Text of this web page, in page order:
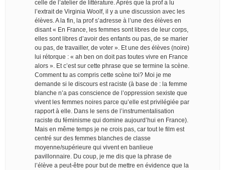
celle de l’atelier de littérature. Après que la prof a lu
l’extrait de Virginia Woolf, il y a une discussion avec les
élèves. A la fin, la prof s’adresse à l’une des élèves en
disant « En France, les femmes sont libres de leur corps,
elles sont libres d’avoir des enfants ou pas, de se marier
ou pas, de travailler, de voter ». Et une des élèves (noire)
lui rétorque : « ah ben on doit pas toutes vivre en France
alors ». Et c’est sur cette phrase que se termine la scène.
Comment tu as compris cette scène toi? Moi je me
demande si le discours est raciste (à base de : la femme
blanche n’a pas conscience de l’oppression sexiste que
vivent les femmes noires parce qu’elle est privilégiée par
rapport à elle. Dans le sens de l’instrumentalisation
raciste du féminisme qui domine aujourd’hui en France).
Mais en même temps je ne crois pas, car tout le film est
centré sur des femmes blanches de classe
moyenne/supérieure qui vivent en banlieue
pavillonnaire. Du coup, je me dis que la phrase de
l’élève a peut-être pour but de mettre en évidence que la